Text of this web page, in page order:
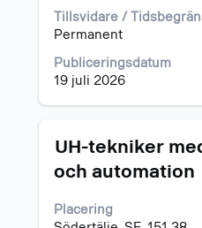
Tillsvidare /
Permanent
Publiceringsdatum
19 juli 2026
allt
innehåll
jobbeskrivningen.
Titel
UH-tekniker
och automation
Placering
Klicka
blankstegstangenten
att